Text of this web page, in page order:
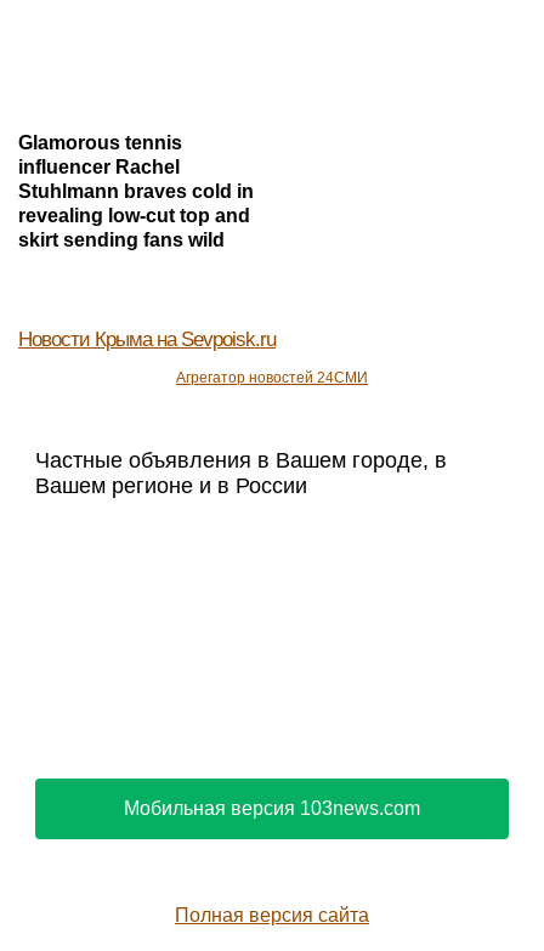
Glamorous tennis
influencer Rachel
Stuhlmann braves cold in
revealing low-cut top and
skirt sending fans wild
Новости Крыма на Sevpoisk.ru
Агрегатор новостей 24СМИ
Частные объявления в Вашем городе, в
Вашем регионе и в России
Мобильная версия 103news.com
Полная версия сайта